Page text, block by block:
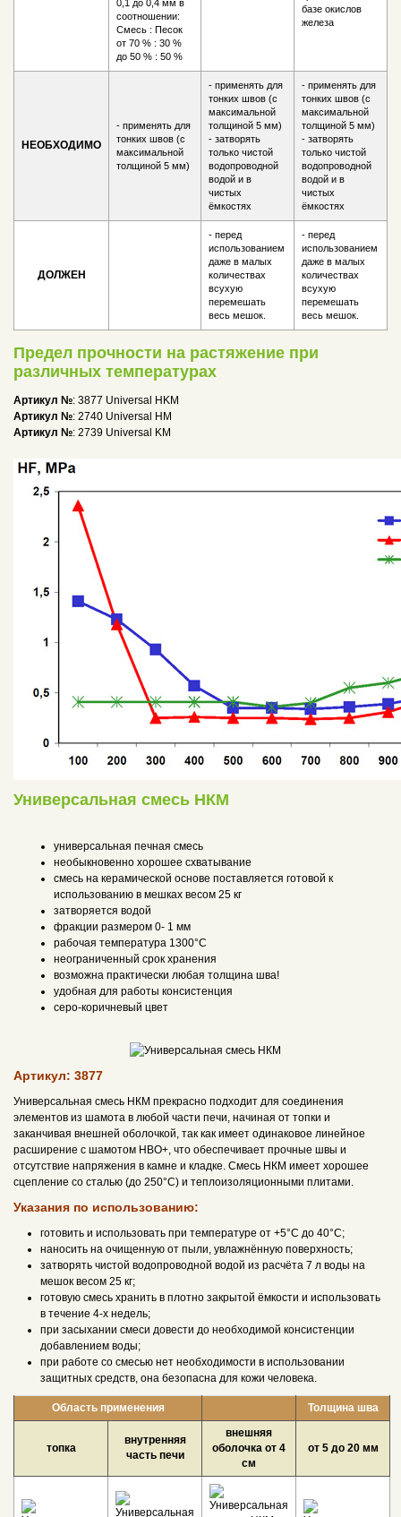
0,1 до 0,4 мм в
соотношении:
Смесь : Песок
от 70 % : 30 %
до 50 % : 50 %
базе окислов
железа
НЕОБХОДИМО
- применять для
тонких швов (с
максимальной
толщиной 5 мм)
- применять для
тонких швов (с
максимальной
толщиной 5 мм)
- затворять
только чистой
водопроводной
водой и в
чистых
ёмкостях
- применять для
тонких швов (с
максимальной
толщиной 5 мм)
- затворять
только чистой
водопроводной
водой и в
чистых
ёмкостях
ДОЛЖЕН
- перед
использованием
даже в малых
количествах
всухую
перемешать
весь мешок.
- перед
использованием
даже в малых
количествах
всухую
перемешать
весь мешок.
Предел прочности на растяжение при
различных температурах
Артикул №: 3877 Universal HKM
Артикул №: 2740 Universal HM
Артикул №: 2739 Universal KM
Универсальная смесь НКМ
универсальная печная смесь
необыкновенно хорошее схватывание
смесь на керамической основе поставляется готовой к
использованию в мешках весом 25 кг
затворяется водой
фракции размером 0- 1 мм
рабочая температура 1300°С
неограниченный срок хранения
возможна практически любая толщина шва!
удобная для работы консистенция
серо-коричневый цвет
Артикул: 3877
Универсальная смесь НКМ прекрасно подходит для соединения
элементов из шамота в любой части печи, начиная от топки и
заканчивая внешней оболочкой, так как имеет одинаковое линейное
расширение с шамотом НВО+, что обеспечивает прочные швы и
отсутствие напряжения в камне и кладке. Смесь НКМ имеет хорошее
сцепление со сталью (до 250°С) и теплоизоляционными плитами.
Указания по использованию:
готовить и использовать при температуре от +5°С до 40°С;
наносить на очищенную от пыли, увлажнённую поверхность;
затворять чистой водопроводной водой из расчёта 7 л воды на
мешок весом 25 кг;
готовую смесь хранить в плотно закрытой ёмкости и использовать
в течение 4-х недель;
при засыхании смеси довести до необходимой консистенции
добавлением воды;
при работе со смесью нет необходимости в использовании
защитных средств, она безопасна для кожи человека.
Область применения Толщина шва
топка
внутренняя
часть печи
внешняя
оболочка от 4
см
от 5 до 20 мм